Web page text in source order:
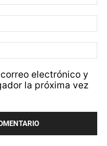
electrónico y
la próxima vez